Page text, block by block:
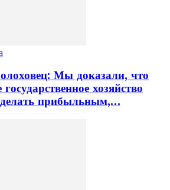
Мы доказали, что
хозяйство
прибыльным,…